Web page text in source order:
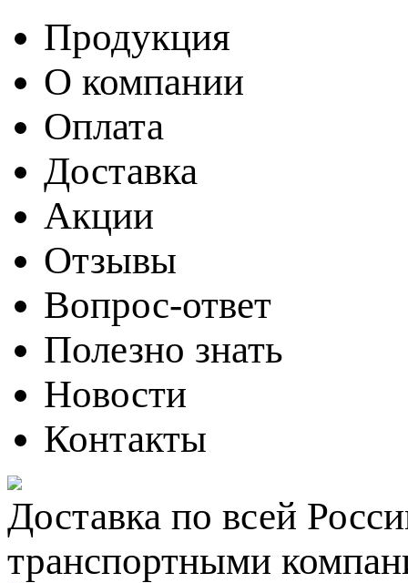
Продукция
О компании
Оплата
Доставка
Акции
Отзывы
Вопрос-ответ
Полезно знать
Новости
Контакты
Доставка по всей
транспортными